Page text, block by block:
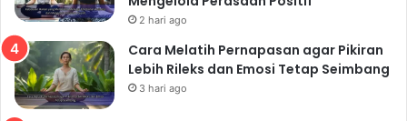
2 hari ago
Cara Melatih Pernapasan agar Pikiran
Lebih Rileks dan Emosi Tetap Seimbang
3 hari ago